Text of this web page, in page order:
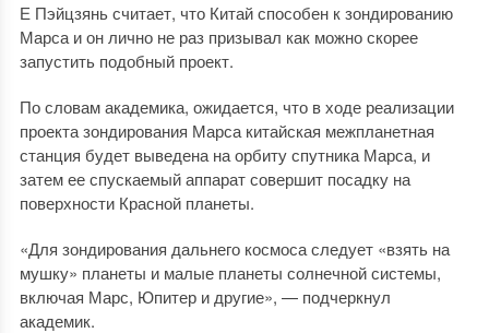
Е Пэйцзянь считает, что Китай способен к зондированию
Марса и он лично не раз призывал как можно скорее
запустить подобный проект.
По словам академика, ожидается, что в ходе реализации
проекта зондирования Марса китайская межпланетная
станция будет выведена на орбиту спутника Марса, и
затем ее спускаемый аппарат совершит посадку на
поверхности Красной планеты.
«Для зондирования дальнего космоса следует «взять на
мушку» планеты и малые планеты солнечной системы,
включая Марс, Юпитер и другие», — подчеркнул
академик.